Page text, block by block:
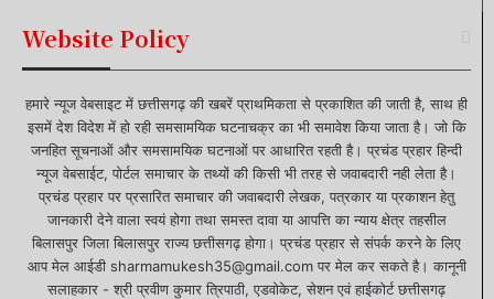
Website Policy
हमारे न्यूज वेबसाइट में छत्तीसगढ़ की खबरें प्राथमिकता से प्रकाशित की जाती है, साथ ही
इसमें देश विदेश में हो रही समसामयिक घटनाचक्र का भी समावेश किया जाता है। जो कि
जनहित सूचनाओं और समसामयिक घटनाओं पर आधारित रहती है। प्रचंड प्रहार हिन्दी
न्यूज वेबसाईट, पोर्टल समाचार के तथ्यों की किसी भी तरह से जवाबदारी नही लेता है।
प्रचंड प्रहार पर प्रसारित समाचार की जवाबदारी लेखक, पत्रकार या प्रकाशन हेतु
जानकारी देने वाला स्वयं होगा तथा समस्त दावा या आपत्ति का न्याय क्षेत्र तहसील
बिलासपुर जिला बिलासपुर राज्य छत्तीसगढ़ होगा। प्रचंड प्रहार से संपर्क करने के लिए
आप मेल आईडी sharmamukesh35@gmail.com पर मेल कर सकते है। कानूनी
सलाहकार - श्री प्रवीण कुमार त्रिपाठी, एडवोकेट, सेशन एवं हाईकोर्ट छत्तीसगढ़